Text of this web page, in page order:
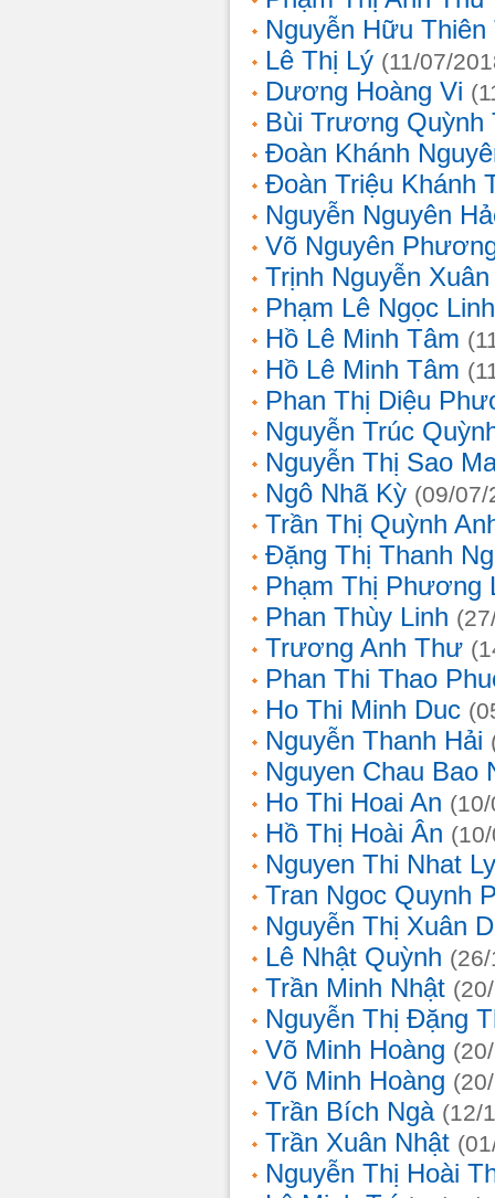
Nguyễn Hữu Thiên
Lê Thị Lý (11/07/
Dương Hoàng Vi
Bùi Trương Quỳnh
Đoàn Khánh
Đoàn Triệu Khánh
Nguyễn Nguyên
Võ Nguyên
Trịnh Nguyễn
Phạm Lê Ngọc Linh
Hồ Lê Minh Tâm
Hồ Lê Minh Tâm
Phan Thị Diệu
Nguyễn Trúc
Nguyễn Thị Sao
Ngô Nhã Kỳ (09/07/
Trần Thị Quỳnh
Đặng Thị Thanh
Phạm Thị Phương
Phan Thùy Linh
Trương Anh Thư
Phan Thi Thao
Ho Thi Minh Duc
Nguyễn Thanh Hải
Nguyen Chau Bao
Ho Thi Hoai An
Hồ Thị Hoài Ân
Nguyen Thi Nhat Ly
Tran Ngoc Quynh
Nguyễn Thị Xuân
Lê Nhật Quỳnh
Trần Minh Nhật
Nguyễn Thị Đặng
Võ Minh Hoàng
Võ Minh Hoàng
Trần Bích Ngà (12/
Trần Xuân Nhật
Nguyễn Thị Hoài